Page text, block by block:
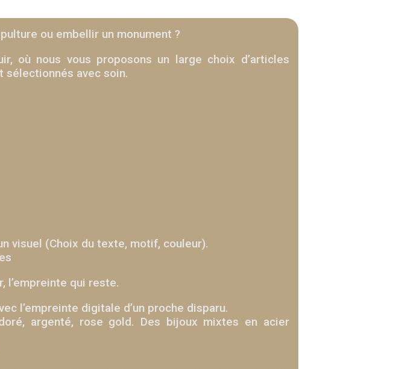
ou embellir un monument ?
où nous vous proposons un large choix d’articles
sélectionnés avec soin.
visuel (Choix du texte, motif, couleur).
l’empreinte qui reste.
l’empreinte digitale d’un proche disparu.
argenté, rose gold. Des bijoux mixtes en acier